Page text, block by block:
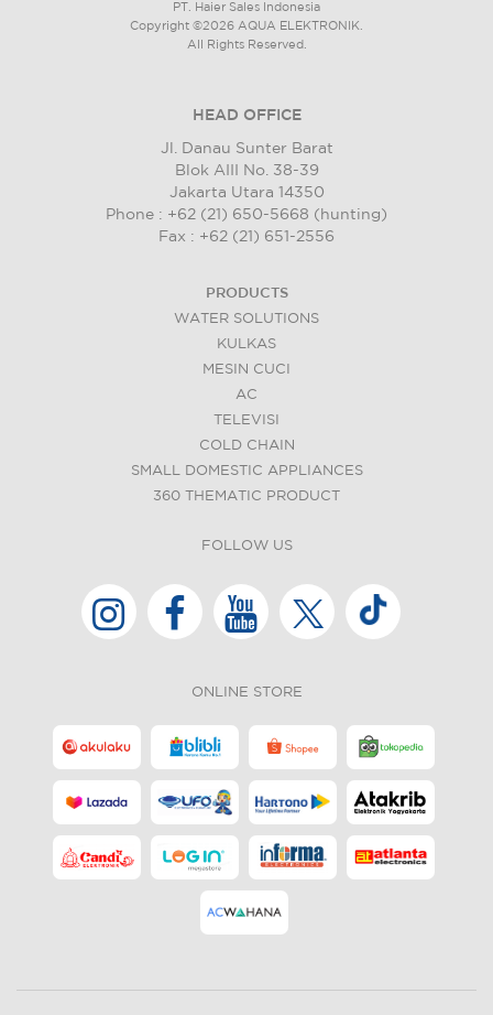
PT. Haier Sales Indonesia
Copyright ©2026 AQUA ELEKTRONIK.
All Rights Reserved.
HEAD OFFICE
Jl. Danau Sunter Barat
Blok AIII No. 38-39
Jakarta Utara 14350
Phone : +62 (21) 650-5668 (hunting)
Fax : +62 (21) 651-2556
PRODUCTS
WATER SOLUTIONS
KULKAS
MESIN CUCI
AC
TELEVISI
COLD CHAIN
SMALL DOMESTIC APPLIANCES
360 THEMATIC PRODUCT
FOLLOW US
ONLINE STORE